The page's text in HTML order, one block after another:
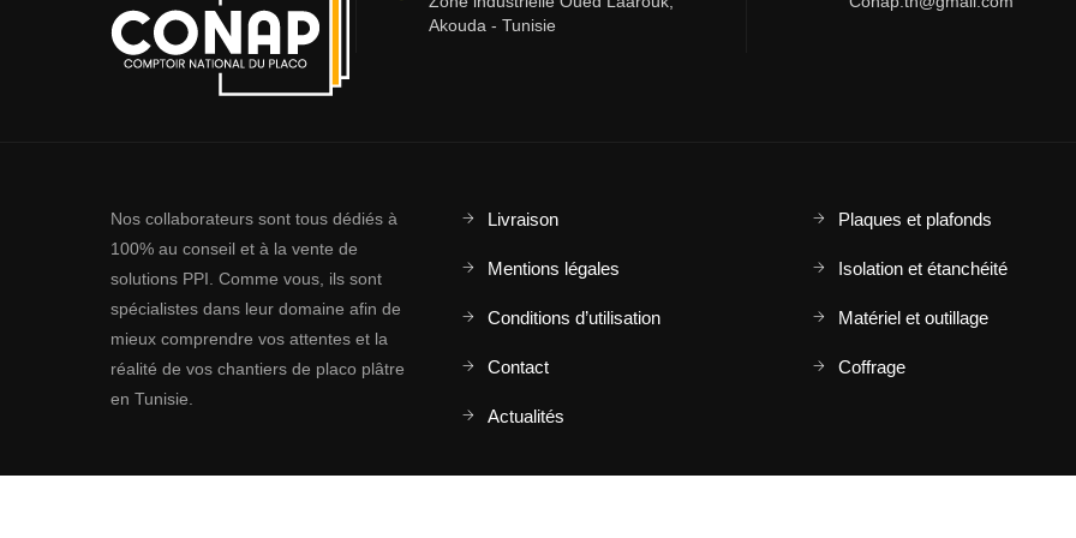
Akouda - Tunisie
Nos collaborateurs sont tous dédiés à
100% au conseil et à la vente de
solutions PPI. Comme vous, ils sont
spécialistes dans leur domaine afin de
mieux comprendre vos attentes et la
réalité de vos chantiers de placo plâtre
en Tunisie.
Livraison
Mentions légales
Conditions d’utilisation
Contact
Actualités
Plaques et plafonds
Isolation et étanchéité
Matériel et outillage
Coffrage